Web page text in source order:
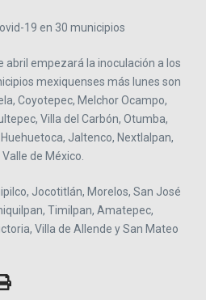
19 en 30 municipios
abril empezará la inoculación a los
mexiquenses más lunes son
Coyotepec, Melchor Ocampo,
Villa del Carbón, Otumba,
Jaltenco, Nextlalpan,
de México.
Jocotitlán, Morelos, San José
Timilpan, Amatepec,
Villa de Allende y San Mateo